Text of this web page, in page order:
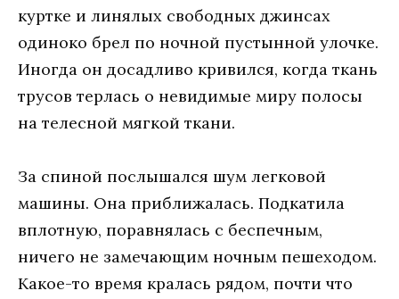
куртке и линялых свободных джинсах
одиноко брел по ночной пустынной улочке.
Иногда он досадливо кривился, когда ткань
трусов терлась о невидимые миру полосы
на телесной мягкой ткани.
За спиной послышался шум легковой
машины. Она приближалась. Подкатила
вплотную, поравнялась с беспечным,
ничего не замечающим ночным пешеходом.
Какое-то время кралась рядом, почти что